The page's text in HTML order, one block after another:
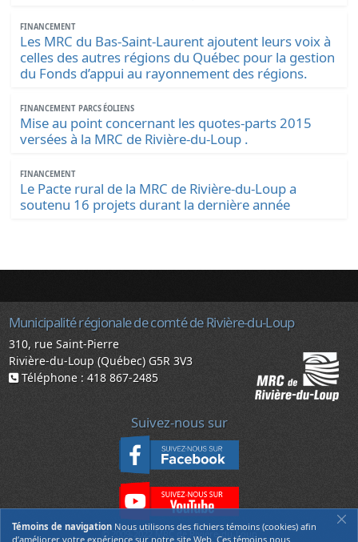
FINANCEMENT
Les MRC du Bas-Saint-Laurent ajoutent leurs voix à
celles des autres régions du Québec pour la gestion
du Fonds d’appui au rayonnement des régions.
FINANCEMENT PARCS ÉOLIENS
Mise au point concernant les quotes-parts 2015
versées à la MRC de Rivière-du-Loup .
FINANCEMENT
Le Pacte rural de la MRC de Rivière-du-Loup a
soutenu 16 projets durant la dernière année
Municipalité régionale de comté de Rivière-du-Loup
310, rue Saint-Pierre
Rivière-du-Loup (Québec) G5R 3V3
Téléphone : 418 867-2485
Suivez-nous sur
© 2009-2022 MRC de Rivière-du-Loup
Témoins de navigation Nous utilisons des fichiers témoins (cookies) afin
d’améliorer votre expérience sur notre site Web. Ces témoins nous